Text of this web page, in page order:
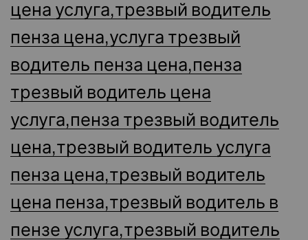
цена услуга,трезвый водитель
пенза цена,услуга трезвый
водитель пенза цена,пенза
трезвый водитель цена
услуга,пенза трезвый водитель
цена,трезвый водитель услуга
пенза цена,трезвый водитель
цена пенза,трезвый водитель в
пензе услуга,трезвый водитель